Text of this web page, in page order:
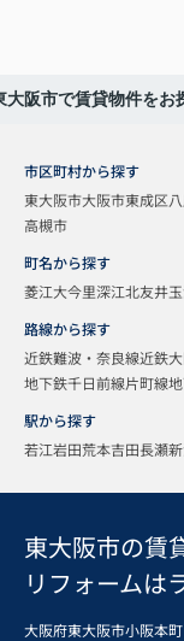
大阪市で賃貸物件をお
市区町村から探す
東大阪市大阪市東成区
高槻市
町名から探す
菱江大今里深江北友井
路線から探す
近鉄難波・奈良線近鉄
地下鉄千日前線片町線
駅から探す
若江岩田荒本吉田長瀬
東大阪市の賃
リフォームは
大阪府東大阪市小阪本